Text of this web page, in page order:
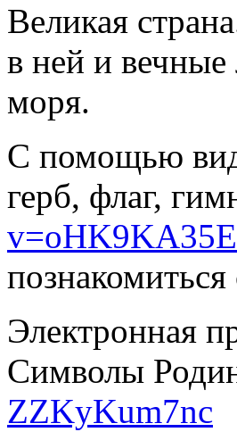
Великая
в ней и
моря.
С помощью
герб, флаг,
Электронная
Символы
ZZKyKum7nc